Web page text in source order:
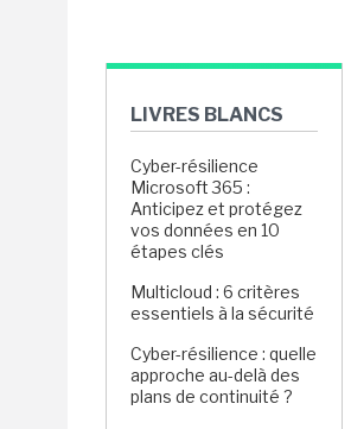
LIVRES BLANCS
Cyber-résilience
Microsoft 365 :
Anticipez et protégez
vos données en 10
étapes clés
Multicloud : 6 critères
essentiels à la sécurité
Cyber-résilience : quelle
approche au-delà des
plans de continuité ?